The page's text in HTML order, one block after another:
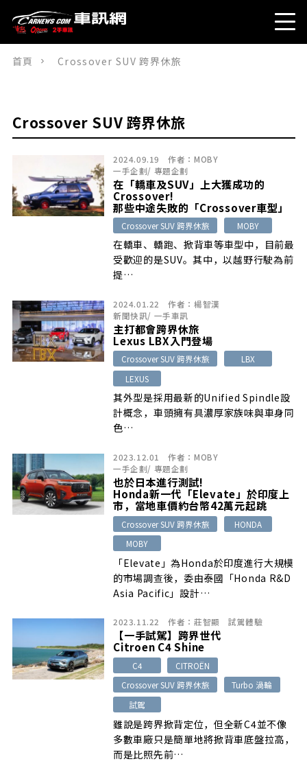
首頁 Crossover SUV 跨界休旅
Crossover SUV 跨界休旅
2024.09.19 作者： MOBY
一手企劃/ 專題企劃
在「轎車及SUV」上大獲成功的
Crossover!
那些中途失敗的「Crossover車型」
Crossover SUV 跨界休旅 MOBY
在轎車、轎跑、掀背車等車型中，目前最
受歡迎的是SUV。其中，以越野行駛為前
提…
2024.01.22 作者： 楊智漢
新聞快訊/ 一手車訊
主打都會跨界休旅
Lexus LBX入門登場
Crossover SUV 跨界休旅
LBX
LEXUS
其外型是採用最新的Unified Spindle設
計概念，車頭擁有具濃厚家族味與車身同
色…
2023.12.01 作者： MOBY
一手企劃/ 專題企劃
也於日本進行測試!
Honda新一代「Elevate」於印度上
市，當地車價約台幣42萬元起跳
Crossover SUV 跨界休旅
HONDA
MOBY
「Elevate」為Honda於印度進行大規模
的市場調查後，委由泰國「Honda R&D
Asia Pacific」設計…
2023.11.22 作者： 莊智顯 試駕體驗
【一手試駕】跨界世代
Citroen C4 Shine
C4
CITROËN
Crossover SUV 跨界休旅
Turbo 渦輪
試駕
雖說是跨界掀背定位，但全新C4並不像
多數車廠只是簡單地將掀背車底盤拉高，
而是比照先前…